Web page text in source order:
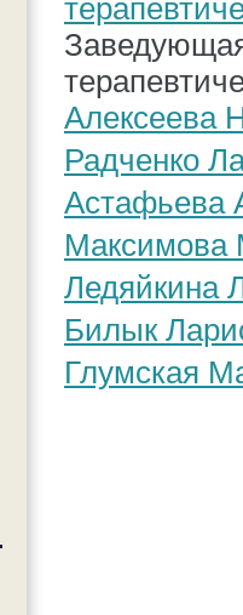
Алексеева
Радченко
Астафьева
Максимова
Ледяйкина
Билык
Глумская